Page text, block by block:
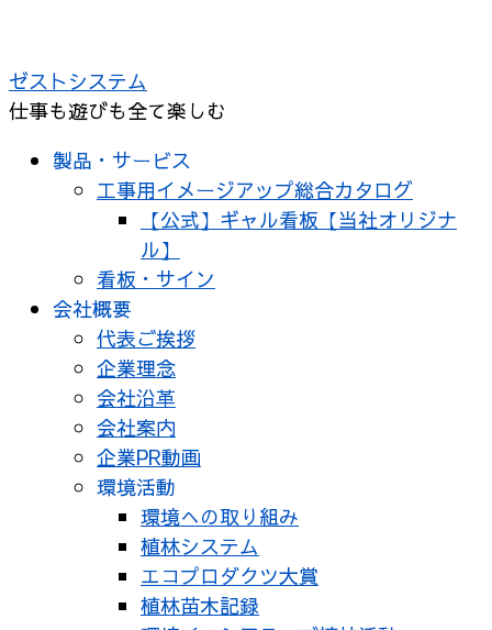
テ
ン
ゼストシステム
仕事も遊びも全て楽しむ
製品・サービス
工事用イメージアップ総合カタログ
【公式】ギャル看板【当社オリジナ
ル】
看板・サイン
会社概要
代表ご挨拶
企業理念
会社沿革
会社案内
企業PR動画
環境活動
環境への取り組み
植林システム
エコプロダクツ大賞
植林苗木記録